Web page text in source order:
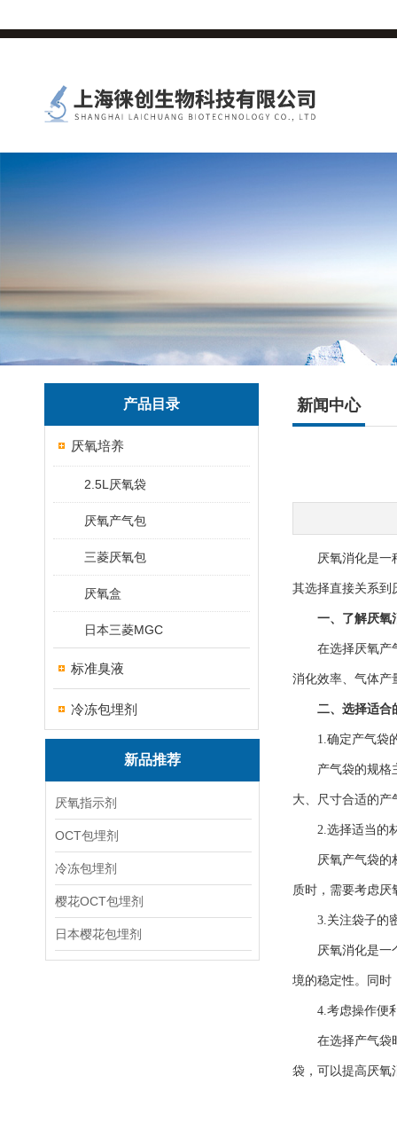
产品目录
厌氧培养
2.5L厌氧袋
厌氧产气包
三菱厌氧包
厌氧盒
日本三菱MGC
标准臭液
冷冻包埋剂
新品推荐
厌氧指示剂
OCT包埋剂
冷冻包埋剂
樱花OCT包埋剂
日本樱花包埋剂
新闻中心
厌氧消化是一种
其选择直接关系到
一、了解厌氧
在选择厌氧产气
消化效率、气体产
二、选择适合
1.确定产气袋
产气袋的规格主
大、尺寸合适的产
2.选择适当的
厌氧产气袋的材
质时，需要考虑厌
3.关注袋子的
厌氧消化是一个
境的稳定性。同时
4.考虑操作便
在选择产气袋时
袋，可以提高厌氧